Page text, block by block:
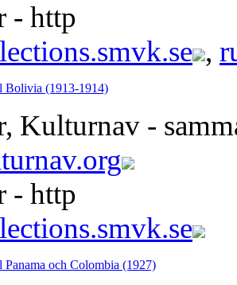
- http
,
Bolivia (1913-1914)
Kulturnav -
- http
och Colombia (1927)